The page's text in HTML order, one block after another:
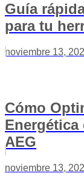
Guía
para tu
noviembre 13,
Cómo
AEG
noviembre 13,